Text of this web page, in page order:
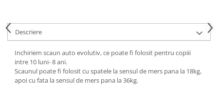
Descriere
Inchiriem scaun auto evolutiv, ce poate fi folosit pentru copiii
intre 10 luni- 8 ani.
Scaunul poate fi folosit cu spatele la sensul de mers pana la 18kg,
apoi cu fata la sensul de mers pana la 36kg.